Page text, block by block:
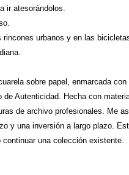
ir atesorándolos.
rincones urbanos y en las
sobre papel, enmarcada con
de Autenticidad. Hecha con
de archivo profesionales. Me
y una inversión a largo plazo.
una colección existente.